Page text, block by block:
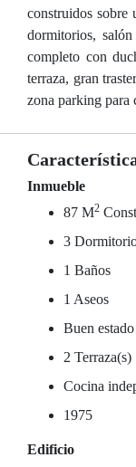
construidos sobre
dormitorios,
completo con
terraza, gran
zona parking para
Inmueble
87 M2
3
1 Baños
1 Aseos
Buen estado
2 Terraza(s)
Cocina
1975
Edificio